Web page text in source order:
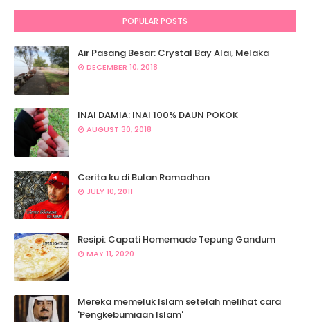
POPULAR POSTS
Air Pasang Besar: Crystal Bay Alai, Melaka
DECEMBER 10, 2018
INAI DAMIA: INAI 100% DAUN POKOK
AUGUST 30, 2018
Cerita ku di Bulan Ramadhan
JULY 10, 2011
Resipi: Capati Homemade Tepung Gandum
MAY 11, 2020
Mereka memeluk Islam setelah melihat cara
'Pengkebumiaan Islam'